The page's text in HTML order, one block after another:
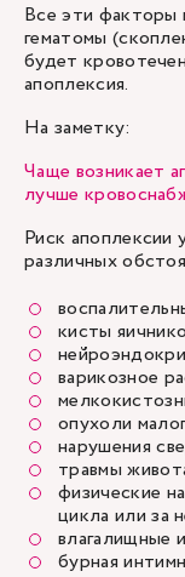
Все эти факторы
гематомы
будет
апоплексия.
На заметку:
Чаще возникает
лучше
Риск апоплексии
различных
кисты
варикозное
опухоли
нарушения
травмы
физические
цикла или за
влагалищные
бурная